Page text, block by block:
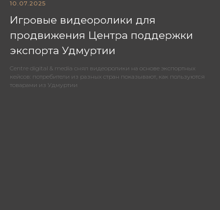
10.07.2025
Игровые видеоролики для
продвижения Центра поддержки
экспорта Удмуртии
Centre digital & media снял видеоролики на основе экспортных
кейсов: потребители из разных стран показывают, как пользуются
товарами из Удмуртии